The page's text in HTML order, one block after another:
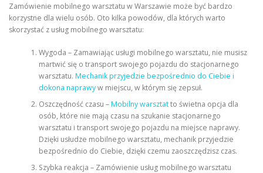
Zamówienie mobilnego warsztatu w Warszawie może być bardzo
korzystne dla wielu osób. Oto kilka powodów, dla których warto
skorzystać z usług mobilnego warsztatu:
Wygoda – Zamawiając usługi mobilnego warsztatu, nie musisz
martwić się o transport swojego pojazdu do stacjonarnego
warsztatu. Mechanik przyjedzie bezpośrednio do Ciebie i
dokona naprawyw miejscu, w którym się zepsuł.
Oszczędność czasu –Mobilny warsztatto świetna opcja dla
osób, które nie mają czasu na szukanie stacjonarnego
warsztatu i transport swojego pojazdu na miejsce naprawy.
Dzięki usłudze mobilnego warsztatu, mechanik przyjedzie
bezpośrednio do Ciebie, dzięki czemu zaoszczędzisz czas.
Szybka reakcja – Zamówienie usług mobilnego warsztatu